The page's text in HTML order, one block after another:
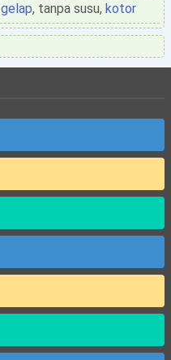
gelap, tanpa susu, kotor